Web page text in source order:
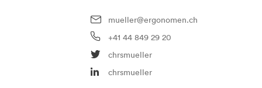
mueller@ergonomen.ch
+41 44 849 29 20
chrsmueller
chrsmueller